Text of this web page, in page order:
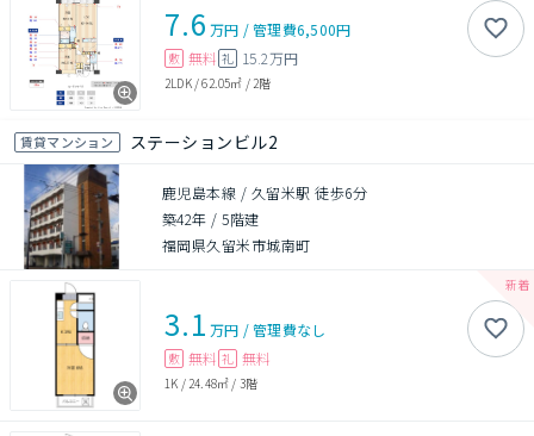
7.6 万円 /管理費6,500円
敷 無料 礼 15.2万円
2LDK/62.05㎡ / 2階
賃貸マンション ステーションビル2
鹿児島本線 / 久留米駅 徒歩6分
築42年 /5階建
福岡県久留米市城南町
3.1 万円 /管理費なし
敷 無料 礼 無料
1K / 24.48㎡ / 3階